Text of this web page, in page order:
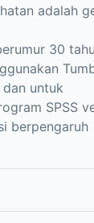
adalah
30
untuk
SPSS
berpengaruh